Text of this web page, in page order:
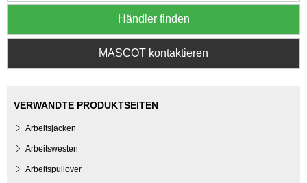
Händler finden
MASCOT kontaktieren
VERWANDTE PRODUKTSEITEN
Arbeitsjacken
Arbeitswesten
Arbeitspullover